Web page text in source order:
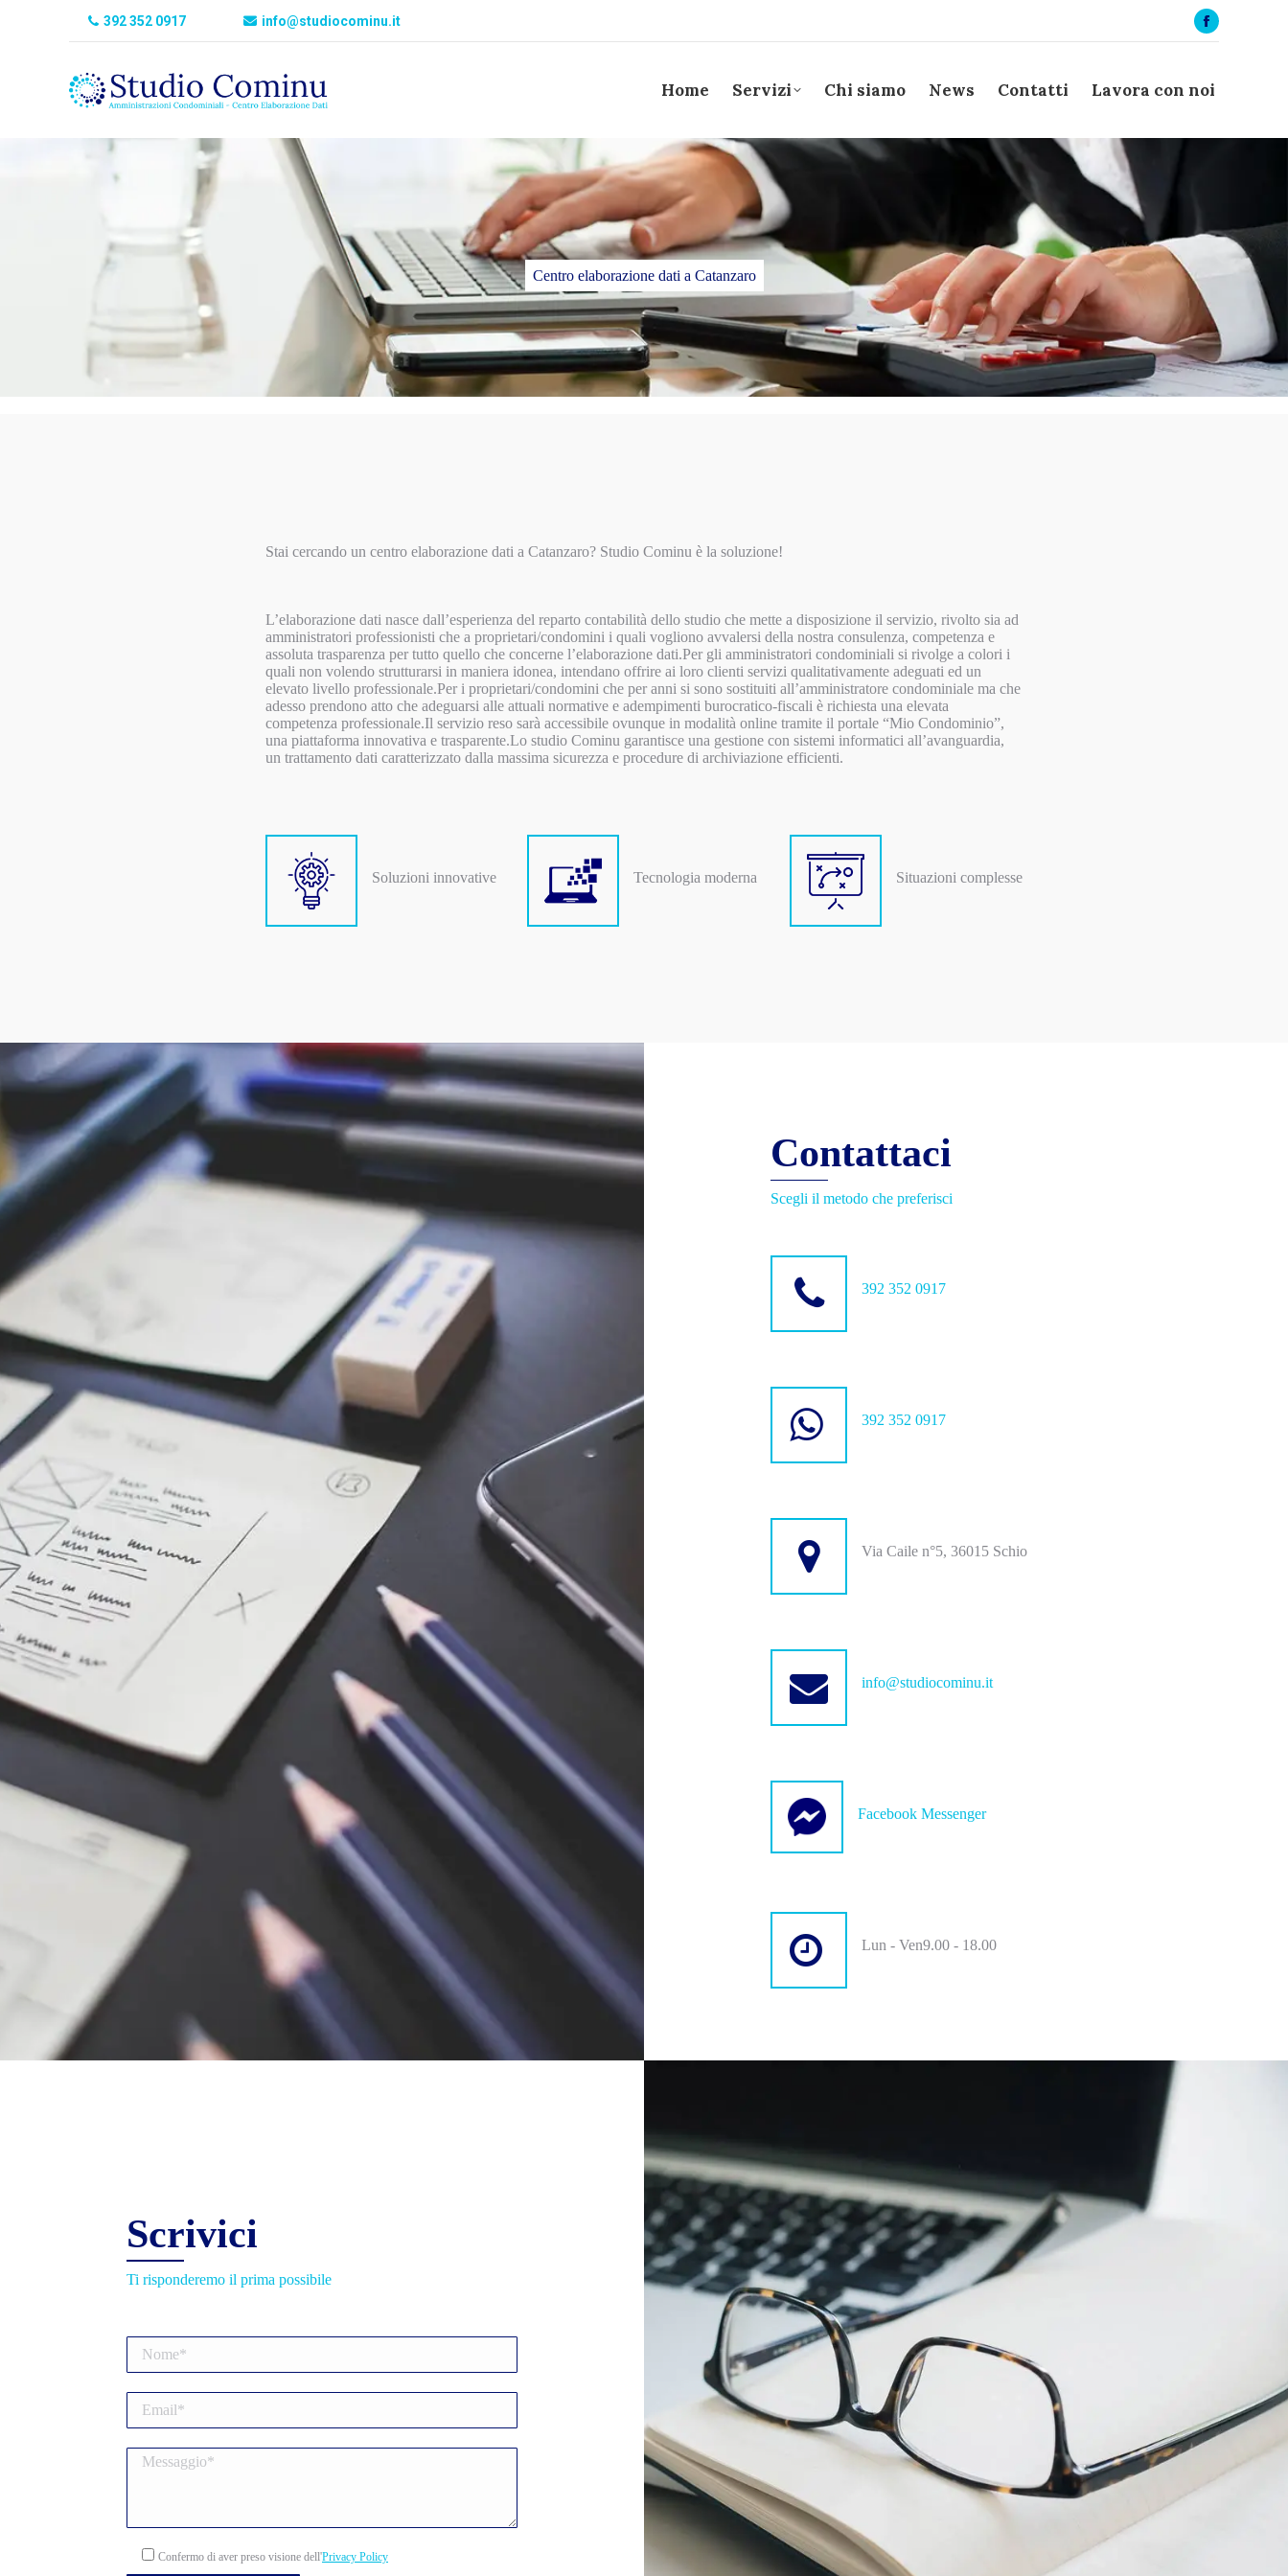
392 352 0917 info@studiocominu.it
Facebook
opens
Home Servizi Chi siamo News Contatti Lavora con noi
Centro elaborazione dati a Catanzaro
Stai cercando un centro elaborazione dati a Catanzaro? Studio Cominu è la soluzione!
L’elaborazione dati nasce dall’esperienza del reparto contabilità dello studio che mette a disposizione il servizio, rivolto sia ad
amministratori professionisti che a proprietari/condomini i quali vogliono avvalersi della nostra consulenza, competenza e
assoluta trasparenza per tutto quello che concerne l’elaborazione dati.Per gli amministratori condominiali si rivolge a colori i
quali non volendo strutturarsi in maniera idonea, intendano offrire ai loro clienti servizi qualitativamente adeguati ed un
elevato livello professionale.Per i proprietari/condomini che per anni si sono sostituiti all’amministratore condominiale ma che
adesso prendono atto che adeguarsi alle attuali normative e adempimenti burocratico-fiscali è richiesta una elevata
competenza professionale.Il servizio reso sarà accessibile ovunque in modalità online tramite il portale “Mio Condominio”,
una piattaforma innovativa e trasparente.Lo studio Cominu garantisce una gestione con sistemi informatici all’avanguardia,
un trattamento dati caratterizzato dalla massima sicurezza e procedure di archiviazione efficienti.
Soluzioni innovative Tecnologia moderna Situazioni complesse
Contattaci
Scegli il metodo che preferisci
392 352 0917
392 352 0917
Via Caile n°5, 36015 Schio
info@studiocominu.it
Facebook Messenger
Lun - Ven9.00 - 18.00
Scrivici
Ti risponderemo il prima possibile
Confermo di aver preso visione dell'Privacy Policy